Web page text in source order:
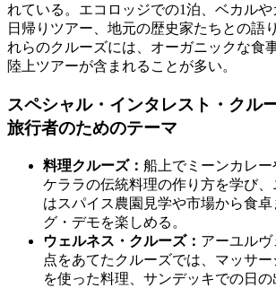
れている。エコロッジでの1泊、ベカル
日帰りツアー、地元の歴史家たちとの語
れらのクルーズには、オーガニックな食
陸上ツアーが含まれることが多い。
スペシャル・インタレスト・クル
旅行者のためのテーマ
料理クルーズ： 船上でミーンカレー
ケララの伝統料理の作り方を学び
はスパイス農園見学や市場から食
グ・デモを楽しめる。
ウェルネス・クルーズ： アーユル
点をあてたクルーズでは、マッサ
を使った料理、サンデッキでの日